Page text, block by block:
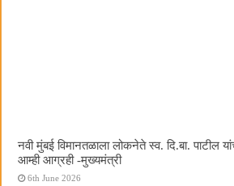
नवी मुंबई विमानतळाला लोकनेते स्व. दि.बा. पाटील
आम्ही आग्रही -मुख्यमंत्री
6th June 2026